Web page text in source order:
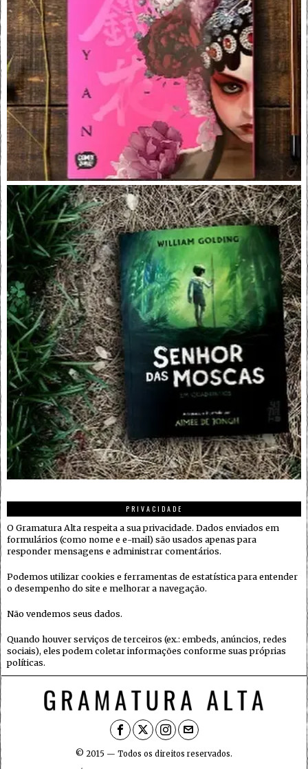
PRIVACIDADE
O Gramatura Alta respeita a sua privacidade. Dados enviados em
formulários (como nome e e-mail) são usados apenas para
responder mensagens e administrar comentários.
Podemos utilizar cookies e ferramentas de estatística para entender
o desempenho do site e melhorar a navegação.
Não vendemos seus dados.
Quando houver serviços de terceiros (ex.: embeds, anúncios, redes
sociais), eles podem coletar informações conforme suas próprias
políticas.
© 2015 — Todos os direitos reservados.